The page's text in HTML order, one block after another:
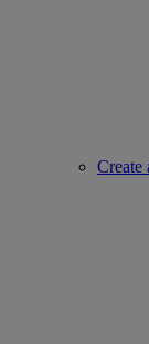
Create